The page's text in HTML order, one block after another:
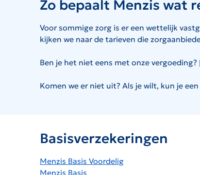
Zo bepaalt Menzis wat
Voor sommige zorg is er een wettelijk
kijken we naar de tarieven die
Ben je het niet eens met onze vergoeding?
Komen we er niet uit? Als je wilt, kun je
Basisverzekeringen
Menzis Basis Voordelig
Menzis Basis